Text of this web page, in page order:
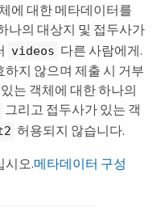
에 대한 메타데이터를
나의 대상지 및 접두사가
videos 다른 사람에게.
지 않으며 제출 시 거부
는 객체에 대한 하나의
그리고 접두사가 있는 객
허용되지 않습니다.
시오.메타데이터 구성